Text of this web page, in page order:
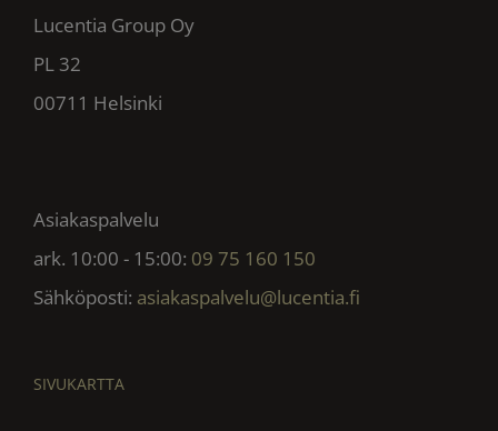
Lucentia Group Oy
PL 32
00711 Helsinki
Asiakaspalvelu
ark. 10:00 - 15:00: 09 75 160 150
Sähköposti: asiakaspalvelu@lucentia.fi
SIVUKARTTA